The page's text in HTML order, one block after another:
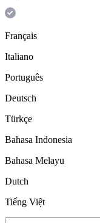
Français
Italiano
Português
Deutsch
Türkçe
Bahasa Indonesia
Bahasa Melayu
Dutch
Tiếng Việt